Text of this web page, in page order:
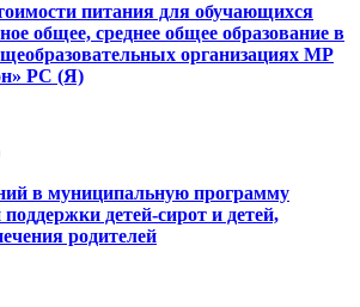
питания для обучающихся
общее, среднее общее образование в
организациях МР
РС (Я)
в муниципальную программу
детей-сирот и детей,
родителей